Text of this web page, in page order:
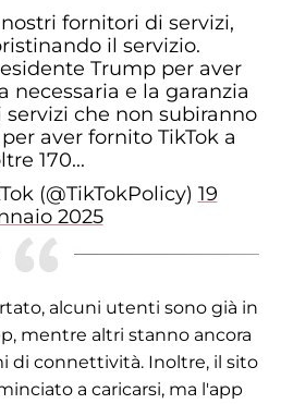
fornitori di servizi,
il servizio.
Trump per aver
necessaria e la garanzia
che non subiranno
aver fornito TikTok a
170...
(@TikTokPolicy) 19
2025
alcuni utenti sono già in
mentre altri stanno ancora
di connettività. Inoltre, il sito
a caricarsi, ma l'app